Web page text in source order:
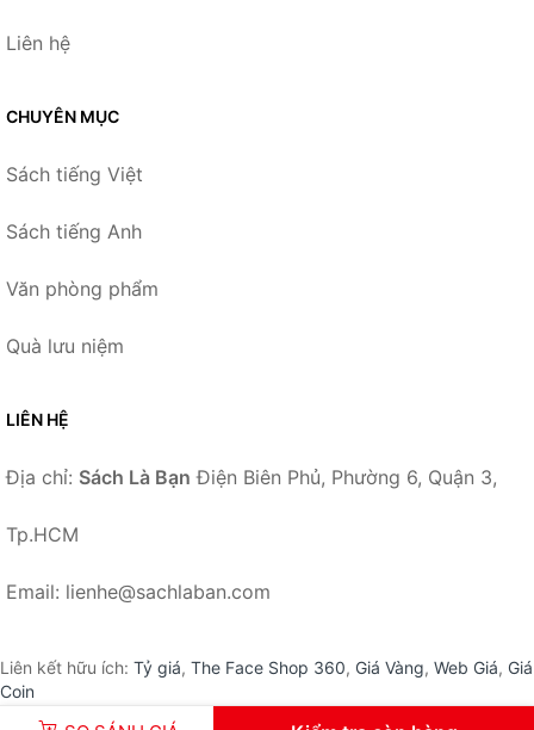
Liên hệ
CHUYÊN MỤC
Sách tiếng Việt
Sách tiếng Anh
Văn phòng phẩm
Quà lưu niệm
LIÊN HỆ
Địa chỉ: Sách Là Bạn Điện Biên Phủ, Phường 6, Quận 3,
Tp.HCM
Email: lienhe@sachlaban.com
Liên kết hữu ích: Tỷ giá, The Face Shop 360, Giá Vàng, Web Giá, Giá
Coin